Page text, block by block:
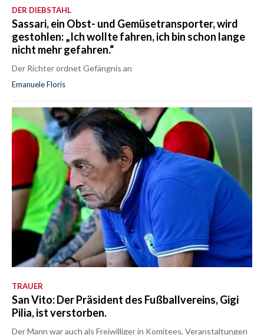
DER DIEBSTAHL
Sassari, ein Obst- und Gemüsetransporter, wird
gestohlen: „Ich wollte fahren, ich bin schon lange
nicht mehr gefahren.“
Der Richter ordnet Gefängnis an
Emanuele Floris
TRAUER
San Vito: Der Präsident des Fußballvereins, Gigi
Pilia, ist verstorben.
Der Mann war auch als Freiwilliger in Komitees, Veranstaltungen